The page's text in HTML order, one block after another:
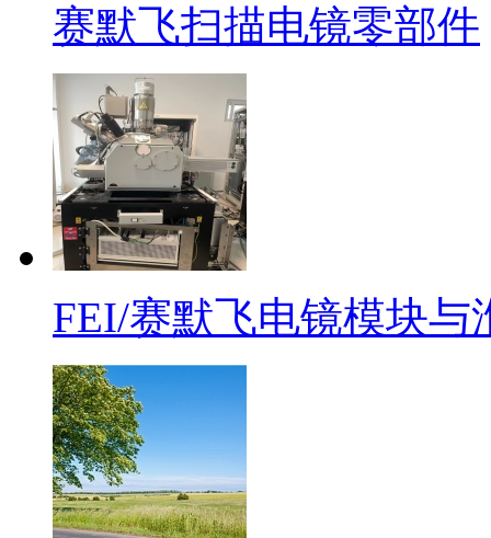
赛默飞扫描电镜零部件
FEI/赛默飞电镜模块